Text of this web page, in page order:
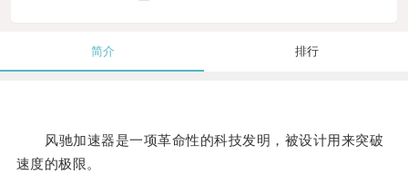
简介 排行
风驰加速器是一项革命性的科技发明，被设计用来突破
速度的极限。